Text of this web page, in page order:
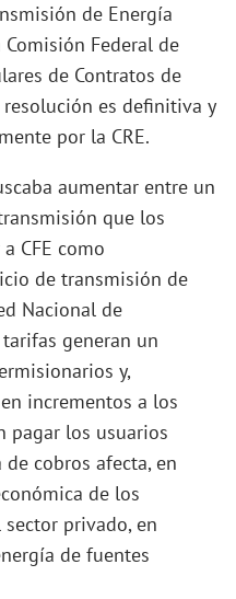
de Energía
Federal de
de Contratos de
es definitiva y
por la CRE.
aumentar entre un
que los
CFE como
de transmisión de
Nacional de
generan un
y,
incrementos a los
pagar los usuarios
cobros afecta, en
de los
privado, en
de fuentes